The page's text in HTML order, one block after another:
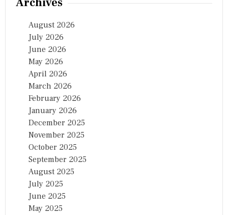
August 2026
July 2026
June 2026
May 2026
April 2026
March 2026
February 2026
January 2026
December 2025
November 2025
October 2025
September 2025
August 2025
July 2025
June 2025
May 2025